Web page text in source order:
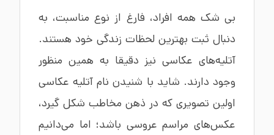
بی شک همه افراد، فارغ از نوع مناسبت، به
دنبال ثبت بهترین لحظات زندگی خود هستند.
آتلیه‌های عکاسی نیز دقیقا به همین منظور
وجود دارند. شاید با شنیدن نام آتلیه عکاسی
اولین تصویری که در ذهن مخاطب شکل گیرد،
عکس‌های مراسم عروسی باشد؛ اما می‌دانیم